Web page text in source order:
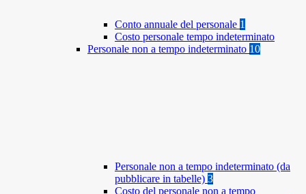
Conto annuale del personale 1
Costo personale tempo indeterminato
Personale non a tempo indeterminato 10
Personale non a tempo indeterminato (da
pubblicare in tabelle) 3
Costo del personale non a tempo